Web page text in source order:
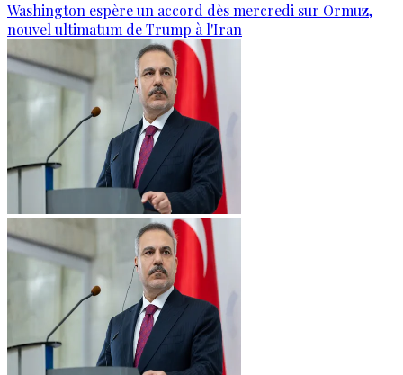
Washington espère un accord dès mercredi sur Ormuz,
nouvel ultimatum de Trump à l'Iran